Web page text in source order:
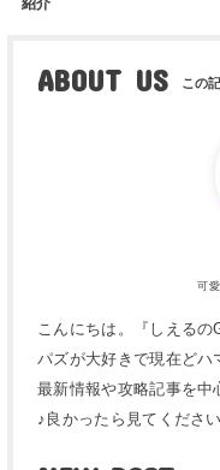
紹介
ABOUT US
可
こんにちは。『しえる
パズが大好きで現在ど
最新情報や攻略記事を中
♪良かったら見てください